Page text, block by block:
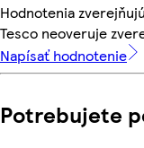
Hodnotenia
Tesco neoveruje
Napísať hodnotenie
Potrebujete